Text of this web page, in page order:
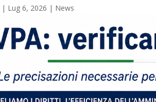
| Lug 6, 2026 | News